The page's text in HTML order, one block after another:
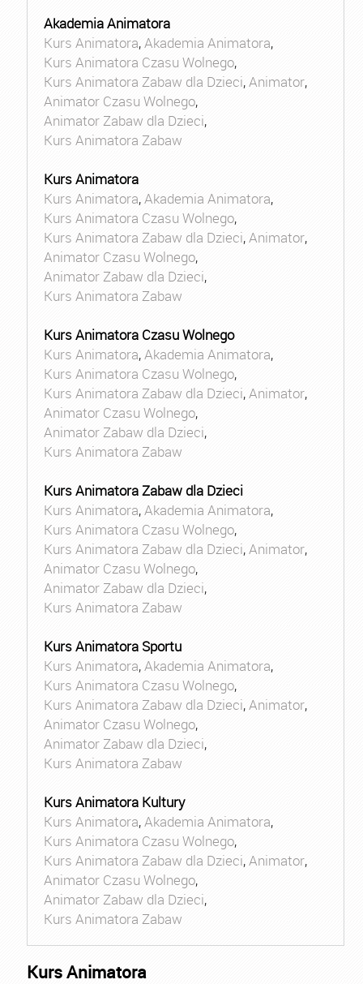
Akademia Animatora
Kurs Animatora,Akademia Animatora,
Kurs Animatora Czasu Wolnego,
Kurs Animatora Zabaw dla Dzieci,Animator,
Animator Czasu Wolnego,
Animator Zabaw dla Dzieci,
Kurs Animatora Zabaw
Kurs Animatora
Kurs Animatora,Akademia Animatora,
Kurs Animatora Czasu Wolnego,
Kurs Animatora Zabaw dla Dzieci,Animator,
Animator Czasu Wolnego,
Animator Zabaw dla Dzieci,
Kurs Animatora Zabaw
Kurs Animatora Czasu Wolnego
Kurs Animatora,Akademia Animatora,
Kurs Animatora Czasu Wolnego,
Kurs Animatora Zabaw dla Dzieci,Animator,
Animator Czasu Wolnego,
Animator Zabaw dla Dzieci,
Kurs Animatora Zabaw
Kurs Animatora Zabaw dla Dzieci
Kurs Animatora,Akademia Animatora,
Kurs Animatora Czasu Wolnego,
Kurs Animatora Zabaw dla Dzieci,Animator,
Animator Czasu Wolnego,
Animator Zabaw dla Dzieci,
Kurs Animatora Zabaw
Kurs Animatora Sportu
Kurs Animatora,Akademia Animatora,
Kurs Animatora Czasu Wolnego,
Kurs Animatora Zabaw dla Dzieci,Animator,
Animator Czasu Wolnego,
Animator Zabaw dla Dzieci,
Kurs Animatora Zabaw
Kurs Animatora Kultury
Kurs Animatora,Akademia Animatora,
Kurs Animatora Czasu Wolnego,
Kurs Animatora Zabaw dla Dzieci,Animator,
Animator Czasu Wolnego,
Animator Zabaw dla Dzieci,
Kurs Animatora Zabaw
Kurs Animatora